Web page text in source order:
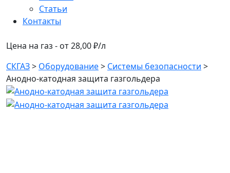
Статьи
Контакты
Цена на газ - от 28,00 ₽/л
СКГАЗ> Оборудование> Системы безопасности >
Анодно-катодная защита газгольдера